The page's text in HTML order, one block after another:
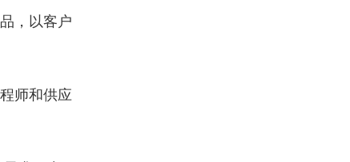
，以客户
师和供应